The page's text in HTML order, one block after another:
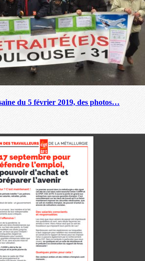
du 5 février 2019, des photos…